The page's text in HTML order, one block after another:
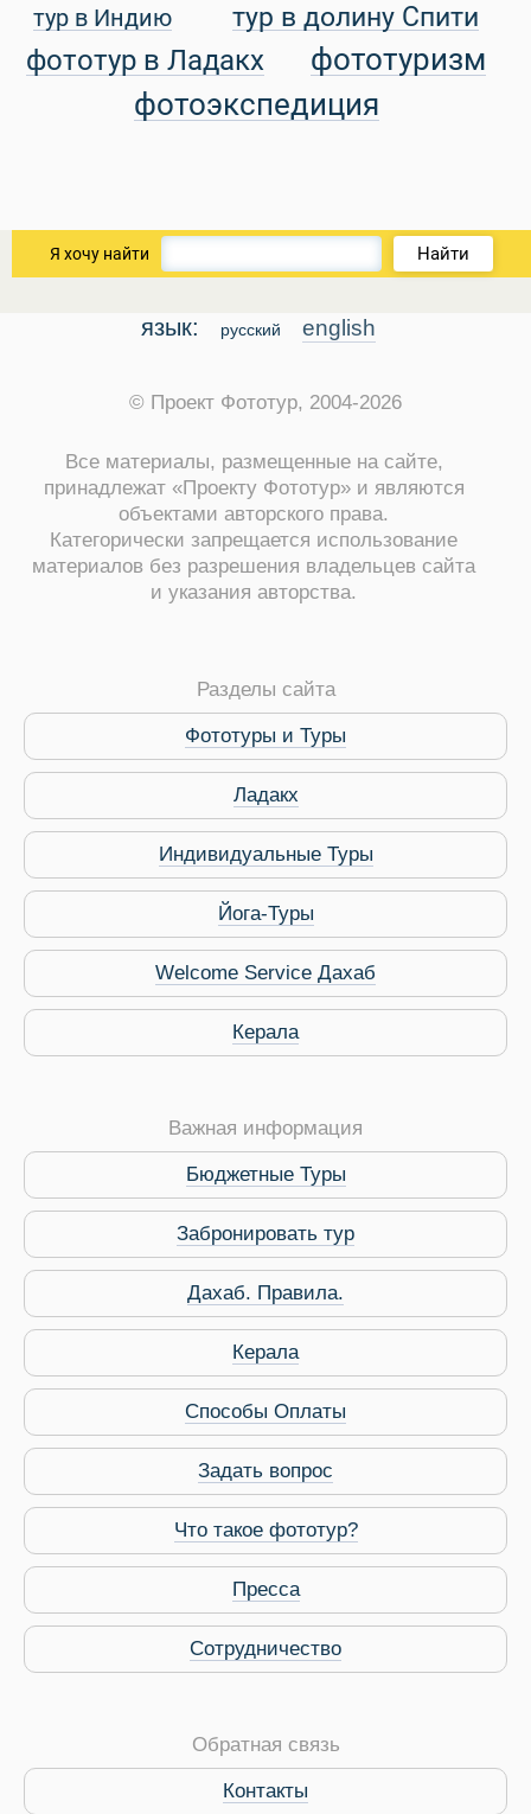
Виза в Индию
тур в Индию тур в долину Спити
фототур в Ладакх
фототуризм
фотоэкспедиция
Я хочу найти Найти
язык: русский english
© Проект Фототур, 2004-2026
Все материалы, размещенные на сайте,
принадлежат «Проекту Фототур» и являются
объектами авторского права.
Категорически запрещается использование
материалов без разрешения владельцев сайта
и указания авторства.
Разделы сайта
Фототуры и Туры
Ладакх
Индивидуальные Туры
Йога-Туры
Welcome Service Дахаб
Керала
Важная информация
Бюджетные Туры
Забронировать тур
Дахаб. Правила.
Керала
Способы Оплаты
Задать вопрос
Что такое фототур?
Пресса
Сотрудничество
Обратная связь
Контакты